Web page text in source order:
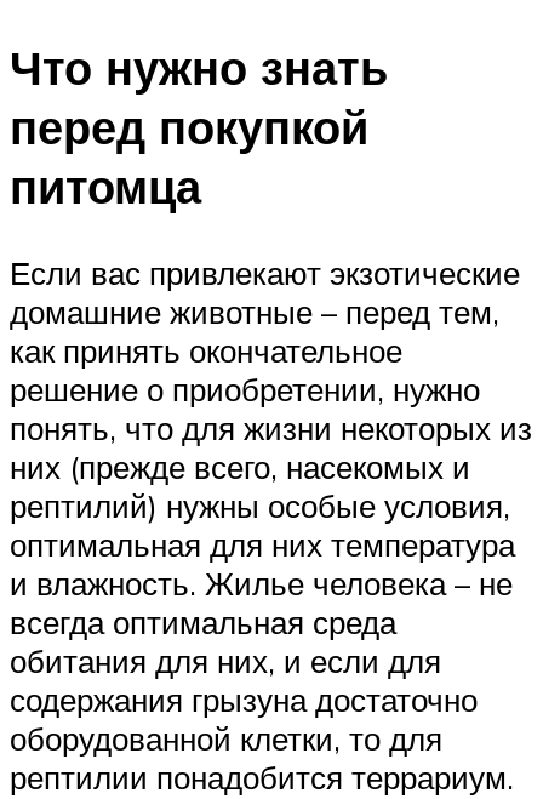
Что нужно знать
перед покупкой
питомца
Если вас привлекают экзотические
домашние животные – перед тем,
как принять окончательное
решение о приобретении, нужно
понять, что для жизни некоторых из
них (прежде всего, насекомых и
рептилий) нужны особые условия,
оптимальная для них температура
и влажность. Жилье человека – не
всегда оптимальная среда
обитания для них, и если для
содержания грызуна достаточно
оборудованной клетки, то для
рептилии понадобится террариум.